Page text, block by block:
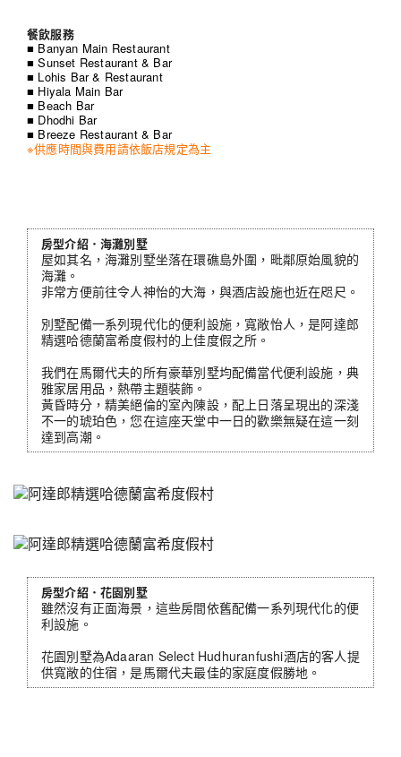
餐飲服務
■ Banyan Main Restaurant
■ Sunset Restaurant & Bar
■ Lohis Bar & Restaurant
■ Hiyala Main Bar
■ Beach Bar
■ Dhodhi Bar
■ Breeze Restaurant & Bar
※供應時間與費用請依飯店規定為主
房型介紹．海灘別墅
屋如其名，海灘別墅坐落在環礁島外圍，毗鄰原始風貌的
海灘。
非常方便前往令人神怡的大海，與酒店設施也近在咫尺。
別墅配備一系列現代化的便利設施，寬敞怡人，是阿達郎
精選哈德蘭富希度假村的上佳度假之所。
我們在馬爾代夫的所有豪華別墅均配備當代便利設施，典
雅家居用品，熱帶主題裝飾。
黃昏時分，精美絕倫的室內陳設，配上日落呈現出的深淺
不一的琥珀色，您在這座天堂中一日的歡樂無疑在這一刻
達到高潮。
房型介紹．花園別墅
雖然沒有正面海景，這些房間依舊配備一系列現代化的便
利設施。
花園別墅為Adaaran Select Hudhuranfushi酒店的客人提
供寬敞的住宿，是馬爾代夫最佳的家庭度假勝地。